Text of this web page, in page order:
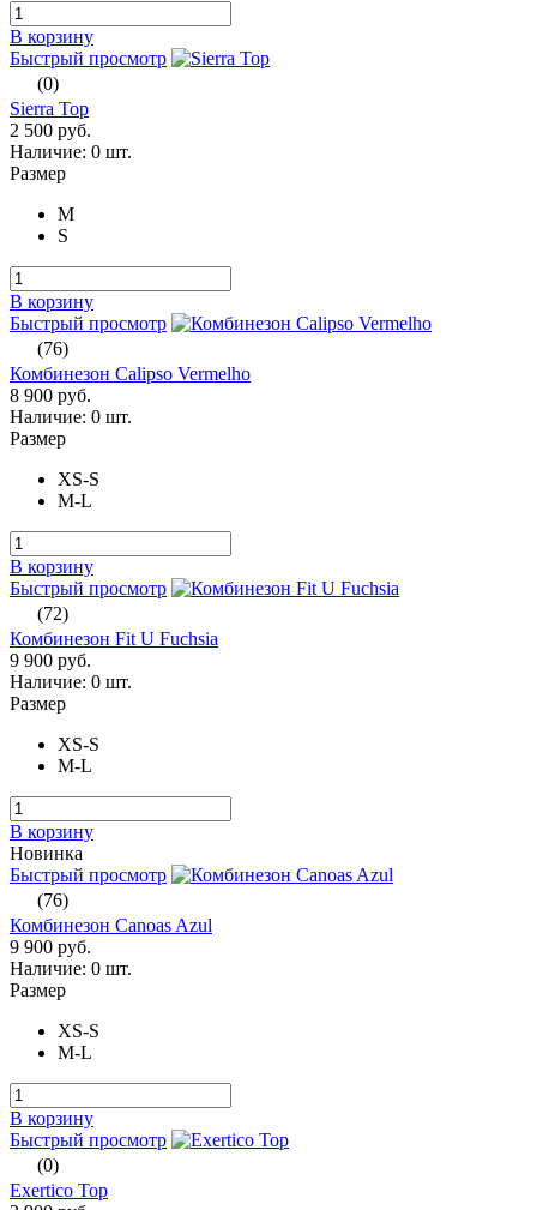
В корзину
Быстрый просмотр
(0)
Sierra Top
2 500 руб.
Наличие: 0 шт.
Размер
M
S
В корзину
Быстрый просмотр
(76)
Комбинезон Calipso Vermelho
8 900 руб.
Наличие: 0 шт.
Размер
XS-S
M-L
В корзину
Быстрый просмотр
(72)
Комбинезон Fit U Fuchsia
9 900 руб.
Наличие: 0 шт.
Размер
XS-S
M-L
В корзину
Новинка
Быстрый просмотр
(76)
Комбинезон Canoas Azul
9 900 руб.
Наличие: 0 шт.
Размер
XS-S
M-L
В корзину
Быстрый просмотр
(0)
Exertico Top